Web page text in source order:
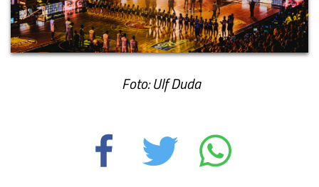
Foto: Ulf Duda